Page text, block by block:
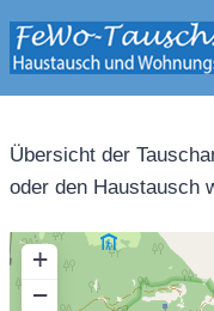
Inhalt
springen
Übersicht der
oder den Haustausch
+
−